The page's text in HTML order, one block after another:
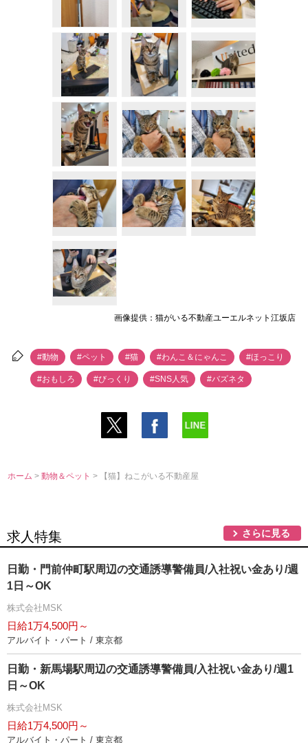
画像提供：猫がいる不動産ユーエルネット江坂店
#動物 #ペット #猫 #わんこ＆にゃんこ #ほっこり
#おもしろ #びっくり #SNS人気 #バズネタ
ホーム >動物＆ペット> 【猫】ねこがいる不動産屋
求人特集 さらに見る
日勤・門前仲町駅周辺の交通誘導警備員/入社祝い金あり/週
1日～OK
株式会社MSK
日給1万4,500円～
アルバイト・パート / 東京都
日勤・新馬場駅周辺の交通誘導警備員/入社祝い金あり/週1
日～OK
株式会社MSK
日給1万4,500円～
アルバイト・パート / 東京都